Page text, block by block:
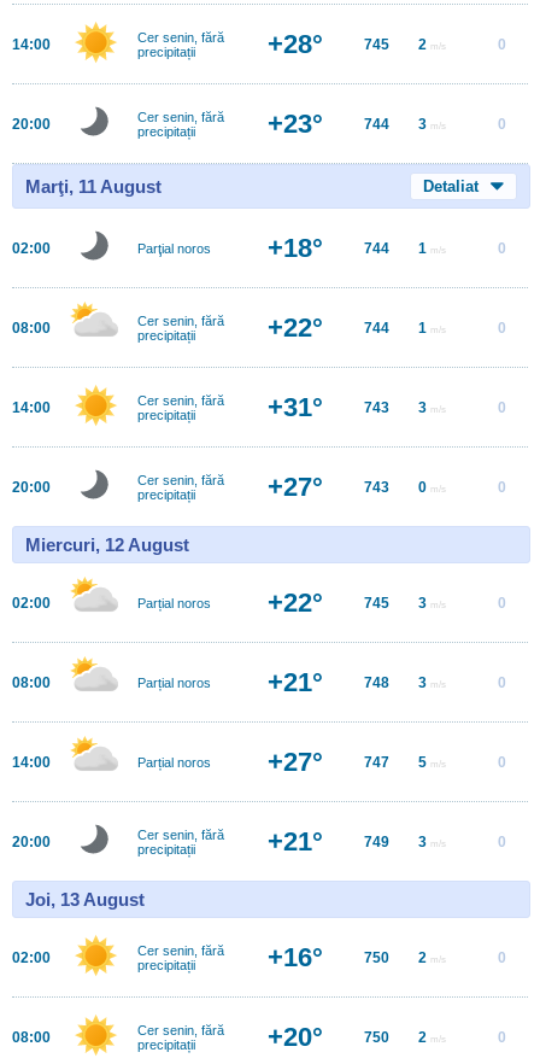
14:00
Cer senin, fără
precipitații
+28° 745 2 m/s 0
20:00
Cer senin, fără
precipitații
+23° 744 3 m/s 0
Marţi, 11 August Detaliat
02:00 Parţial noros +18° 744 1 m/s 0
08:00
Cer senin, fără
precipitații
+22° 744 1 m/s 0
14:00
Cer senin, fără
precipitații
+31° 743 3 m/s 0
20:00
Cer senin, fără
precipitații
+27° 743 0 m/s 0
Miercuri, 12 August
02:00 Parțial noros +22° 745 3 m/s 0
08:00 Parțial noros +21° 748 3 m/s 0
14:00 Parțial noros +27° 747 5 m/s 0
20:00
Cer senin, fără
precipitații
+21° 749 3 m/s 0
Joi, 13 August
02:00
Cer senin, fără
precipitații
+16° 750 2 m/s 0
08:00
Cer senin, fără
precipitații
+20° 750 2 m/s 0